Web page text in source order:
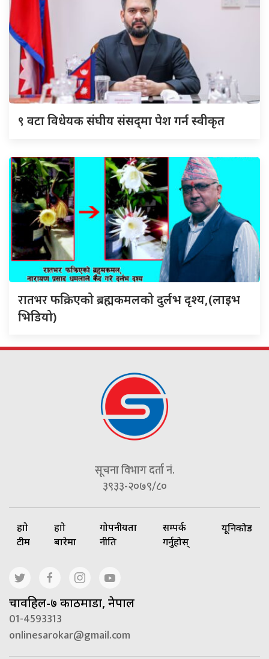
९ वटा विधेयक संघीय संसद्‌मा पेश गर्न स्वीकृत
रातभरफक्रिएको ब्रह्मकमलको दुर्लभ दृश्य,(लाइभ
भिडियो)
सूचना विभाग दर्ता नं.
३९३३-२०७९/८०
हाम्रो
टीम
हाम्रो
बारेमा
गोपनीयता
नीति
सम्पर्क
गर्नुहोस्
यूनिकोड
चावहिल-७ काठमाडौं, नेपाल
01-4593313
onlinesarokar@gmail.com